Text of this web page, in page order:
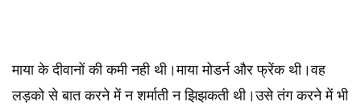
माया के दीवानों की कमी नही थी।माया मोडर्न और फ्रेंक थी।वह
लड़को से बात करने में न शर्माती न झिझकती थी।उसे तंग करने में भी